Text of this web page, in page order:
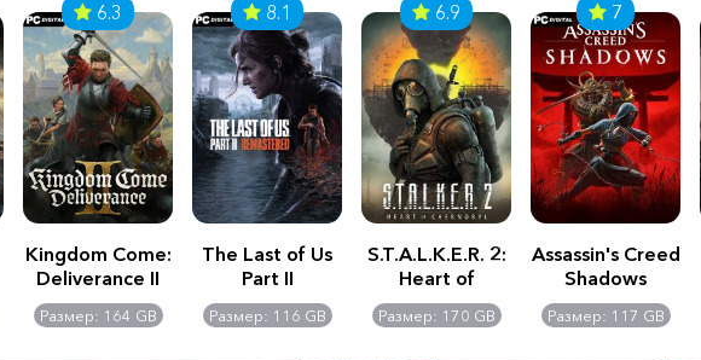
6.3
Kingdom Come:
Deliverance II
Размер: 164 GB
8.1
The Last of Us
Part II
Remastered
Размер: 116 GB
6.9
S.T.A.L.K.E.R. 2:
Heart of
Chernobyl -
Ultimate Edition
Размер: 170 GB
7
Assassin's Creed
Shadows
Размер: 117 GB